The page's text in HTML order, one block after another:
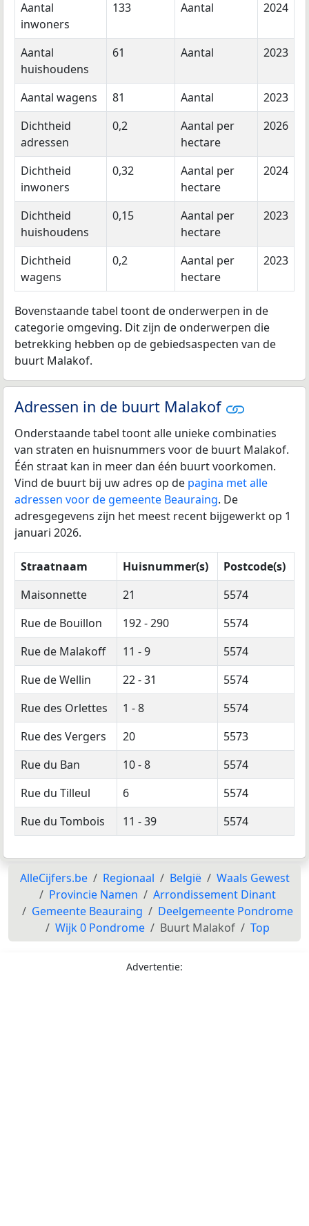
Aantal
inwoners
133 Aantal 2024
Aantal
huishoudens
61 Aantal 2023
Aantal wagens 81 Aantal
2023
Dichtheid
adressen
0,2
Aantal per
hectare
2026
Dichtheid
inwoners
0,32
Aantal per
hectare
2024
Dichtheid
huishoudens
0,15
Aantal per
hectare
2023
Dichtheid
wagens
0,2
Aantal per
hectare
2023
Bovenstaande tabel toont de onderwerpen in de
categorie omgeving. Dit zijn de onderwerpen die
betrekking hebben op de gebiedsaspecten van de
buurt Malakof.
Adressen in de buurt Malakof
Onderstaande tabel toont alle unieke combinaties
van straten en huisnummers voor de buurt Malakof.
Één straat kan in meer dan één buurt voorkomen.
Vind de buurt bij uw adres op de pagina met alle
adressen voor de gemeente Beauraing. De
adresgegevens zijn het meest recent bijgewerkt op 1
januari 2026.
Straatnaam Huisnummer(s)
Postcode(s)
Maisonnette
21
5574
Rue de Bouillon
192 - 290
5574
Rue de Malakoff
11 - 9
5574
Rue de Wellin
22 - 31
5574
Rue des Orlettes
1 - 8
5574
Rue des Vergers
20
5573
Rue du Ban
10 - 8
5574
Rue du Tilleul
6
5574
Rue du Tombois
11 - 39 5574
AlleCijfers.be Regionaal België
Waals Gewest
Provincie Namen
Arrondissement Dinant
Gemeente Beauraing
Deelgemeente Pondrome
Wijk 0 Pondrome
Buurt Malakof Top
Advertentie: